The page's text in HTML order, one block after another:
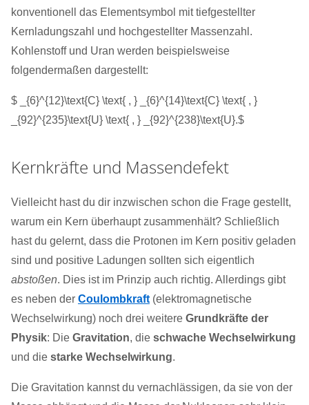
konventionell das Elementsymbol mit tiefgestellter
Kernladungszahl und hochgestellter Massenzahl.
Kohlenstoff und Uran werden beispielsweise
folgendermaßen dargestellt:
$ _{6}^{12}\text{C} \text{ , } _{6}^{14}\text{C} \text{ , }
_{92}^{235}\text{U} \text{ , } _{92}^{238}\text{U}.$
Kernkräfte und Massendefekt
Vielleicht hast du dir inzwischen schon die Frage gestellt,
warum ein Kern überhaupt zusammenhält? Schließlich
hast du gelernt, dass die Protonen im Kern positiv geladen
sind und positive Ladungen sollten sich eigentlich
abstoßen. Dies ist im Prinzip auch richtig. Allerdings gibt
es neben der Coulombkraft (elektromagnetische
Wechselwirkung) noch drei weitere Grundkräfte der
Physik: Die Gravitation, die schwache Wechselwirkung
und die starke Wechselwirkung.
Die Gravitation kannst du vernachlässigen, da sie von der